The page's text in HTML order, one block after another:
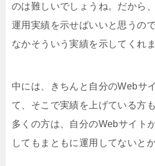
のは難しいでしょうね。だから
運用実績を示せばいいと思うの
なかそういう実績を示してくれま
中には、きちんと自分のWebサ
て、そこで実績を上げている方
多くの方は、自分のWebサイト
してもまともに運用してないと